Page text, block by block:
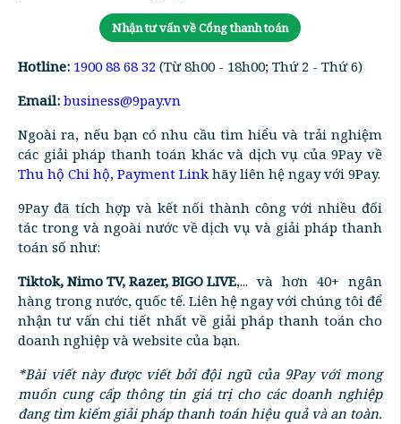
Nhận tư vấn về Cổng thanh toán
Hotline: 1900 88 68 32 (Từ 8h00 - 18h00; Thứ 2 - Thứ 6)
Email: business@9pay.vn
Ngoài ra, nếu bạn có nhu cầu tìm hiểu và trải nghiệm
các giải pháp thanh toán khác và dịch vụ của 9Pay về
Thu hộ Chi hộ, Payment Link hãy liên hệ ngay với 9Pay.
9Pay đã tích hợp và kết nối thành công với nhiều đối
tác trong và ngoài nước về dịch vụ và giải pháp thanh
toán số như:
Tiktok, Nimo TV, Razer, BIGO LIVE,... và hơn 40+ ngân
hàng trong nước, quốc tế. Liên hệ ngay với chúng tôi để
nhận tư vấn chi tiết nhất về giải pháp thanh toán cho
doanh nghiệp và website của bạn.
*Bài viết này được viết bởi đội ngũ của 9Pay với mong
muốn cung cấp thông tin giá trị cho các doanh nghiệp
đang tìm kiếm giải pháp thanh toán hiệu quả và an toàn.